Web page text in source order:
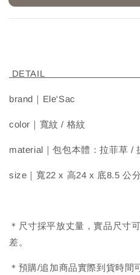
brand｜Ele'Sac
color｜寬紋 / 格紋
material｜包包本體：拉菲草 /
size｜寬22 x 高24 x 底8.5 公分
＊尺寸採平放丈量，實品尺寸
差。
＊預購/追加商品實際到貨時間